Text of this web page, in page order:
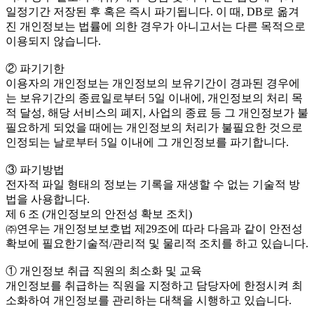
일정기간 저장된 후 혹은 즉시 파기됩니다. 이 때, DB로 옮겨
진 개인정보는 법률에 의한 경우가 아니고서는 다른 목적으로
이용되지 않습니다.
② 파기기한
이용자의 개인정보는 개인정보의 보유기간이 경과된 경우에
는 보유기간의 종료일로부터 5일 이내에, 개인정보의 처리 목
적 달성, 해당 서비스의 폐지, 사업의 종료 등 그 개인정보가 불
필요하게 되었을 때에는 개인정보의 처리가 불필요한 것으로
인정되는 날로부터 5일 이내에 그 개인정보를 파기합니다.
③ 파기방법
전자적 파일 형태의 정보는 기록을 재생할 수 없는 기술적 방
법을 사용합니다.
제 6 조 (개인정보의 안전성 확보 조치)
㈜연우는 개인정보보호법 제29조에 따라 다음과 같이 안전성
확보에 필요한기술적/관리적 및 물리적 조치를 하고 있습니다.
① 개인정보 취급 직원의 최소화 및 교육
개인정보를 취급하는 직원을 지정하고 담당자에 한정시켜 최
소화하여 개인정보를 관리하는 대책을 시행하고 있습니다.